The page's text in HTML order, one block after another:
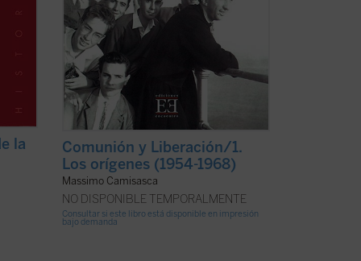
la
Comunión y Liberación/1.
Los orígenes (1954-1968)
Massimo Camisasca
NO DISPONIBLE TEMPORALMENTE
Consultar si este libro está disponible en impresión
bajo demanda